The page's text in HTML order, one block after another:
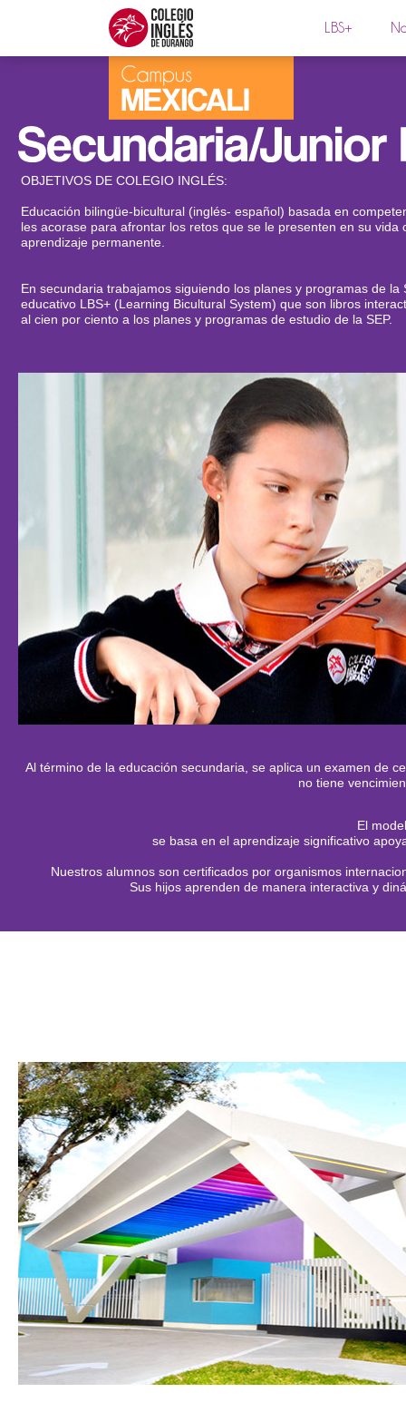
OBJETIVOS DE COLEGIO INGLÉS:
Educación bilingüe-bicultural (inglés- español) basada en
les acorase para afrontar los retos que se le presenten en su
aprendizaje permanente.
En secundaria trabajamos siguiendo los planes y programas de
educativo LBS+ (Learning Bicultural System) que son libros
al cien por ciento a los planes y programas de estudio de la SEP.
Al término de la educación secundaria, se aplica un examen de
no tiene
El
se basa en el aprendizaje significativo
Nuestros alumnos son certificados por organismos
Sus hijos aprenden de manera interactiva y
LBS+